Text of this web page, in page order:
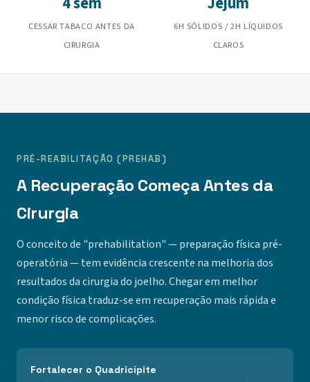
CESSAR TABACO ANTES DA
CIRURGIA
6H SÓLIDOS / 2H LÍQUIDOS
CLAROS
PRÉ-REABILITAÇÃO (PREHAB)
A Recuperação Começa Antes da
Cirurgia
O conceito de "prehabilitation" — preparação física pré-
operatória — tem evidência crescente na melhoria dos
resultados da cirurgia do joelho. Chegar em melhor
condição física traduz-se em recuperação mais rápida e
menor risco de complicações.
Fortalecer o Quadricípite